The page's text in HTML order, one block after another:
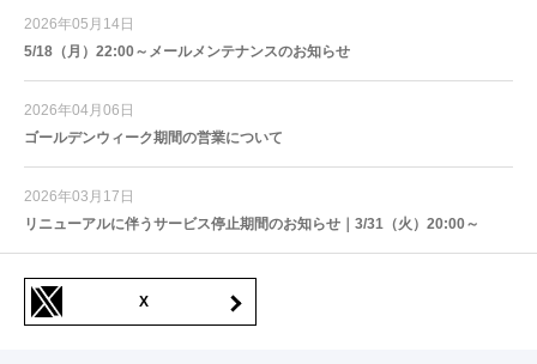
2026年05月14日
5/18（月）22:00～メールメンテナンスのお知らせ
2026年04月06日
ゴールデンウィーク期間の営業について
2026年03月17日
リニューアルに伴うサービス停止期間のお知らせ｜3/31（火）20:00～
X